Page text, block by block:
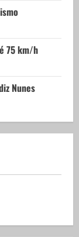
75 km/h
Nunes